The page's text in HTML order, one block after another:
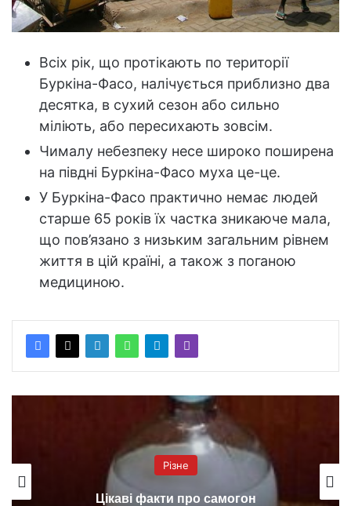
Всіх рік, що протікають по території
Буркіна-Фасо, налічується приблизно два
десятка, в сухий сезон або сильно
міліють, або пересихають зовсім.
Чималу небезпеку несе широко поширена
на півдні Буркіна-Фасо муха це-це.
У Буркіна-Фасо практично немає людей
старше 65 років їх частка зникаюче мала,
що пов’язано з низьким загальним рівнем
життя в цій країні, а також з поганою
медициною.
Різне
Цікаві факти про самогон